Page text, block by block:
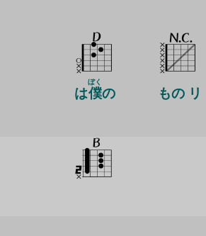
は僕
ぼく
の もの リ